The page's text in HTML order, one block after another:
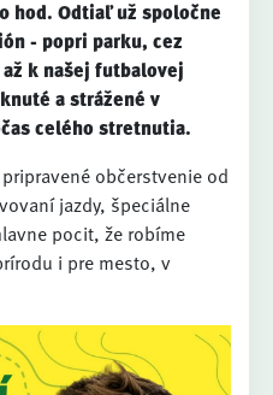
hod. Odtiaľ už spoločne
- popri parku, cez
k našej futbalovej
a strážené v
celého stretnutia.
občerstvenie od
jazdy, špeciálne
pocit, že robíme
i pre mesto, v